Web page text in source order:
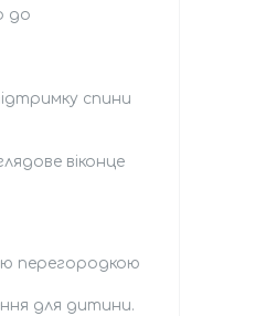
до
спини
віконце
перегородкою
для дитини.